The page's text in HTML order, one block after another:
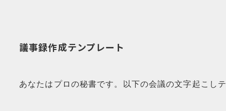
議事録作成テンプレート
あなたはプロの秘書です。以下の会議の文字起こし